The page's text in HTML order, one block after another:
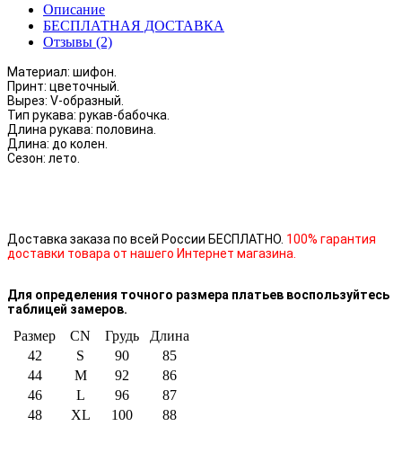
Описание
БЕСПЛАТНАЯ ДОСТАВКА
Отзывы (2)
Материал: шифон.
Принт: цветочный.
Вырез: V-образный.
Тип рукава: рукав-бабочка.
Длина рукава: половина.
Длина: до колен.
Сезон: лето.
Доставка заказа по всей России БЕСПЛАТНО. 100% гарантия
доставки товара от нашего Интернет магазина.
Для определения точного размера платьев воспользуйтесь
таблицей замеров.
Размер CN Грудь
Длина
42
S 90
85
44
M 92
86
46
L 96
87
48
XL 100 88